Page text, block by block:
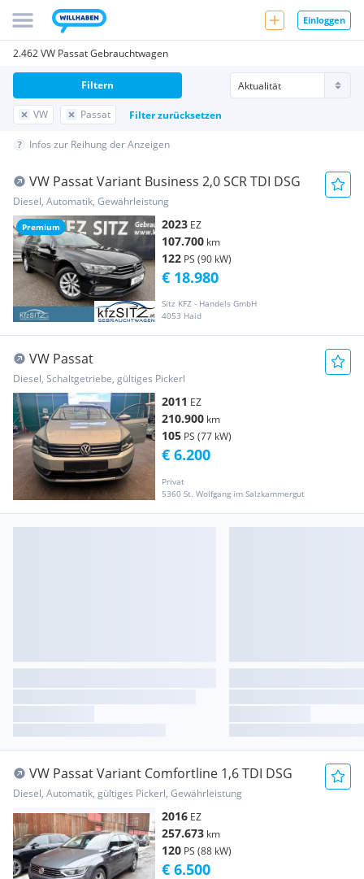
Einloggen
2.462 VW Passat Gebrauchtwagen
VW Passat Filter zurücksetzen
Filtern
Infos zur Reihung der Anzeigen
Premium
VW Passat Variant Business 2,0 SCR TDI DSG
Diesel, Automatik, Gewährleistung
2023 EZ
107.700 km
122 PS (90 kW)
Sitz KFZ - Handels GmbH
4053 Haid
€ 18.980
VW Passat
Diesel, Schaltgetriebe, gültiges Pickerl
2011 EZ
210.900 km
105 PS (77 kW)
Privat
5360 St. Wolfgang im Salzkammergut
€ 6.200
VW Passat Variant Comfortline 1,6 TDI DSG
Diesel, Automatik, gültiges Pickerl, Gewährleistung
2016 EZ
257.673 km
120 PS (88 kW)
€ 6.500